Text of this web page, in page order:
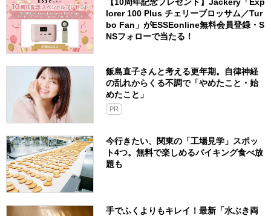
lorer 100 Plus チェリーブロッサム／Tur
bo Fan」がESSEonline無料会員登録・S
NSフォローで当たる！
飯島直子さんと考える更年期。自律神経
の乱れからくる不調で「やめたこと・始
めたこと」
PR
今行きたい、関東の「工場見学」スポッ
ト4つ。無料で楽しめるバイキング食べ放
題も
手でふくよりもキレイ！最新「水ぶき両